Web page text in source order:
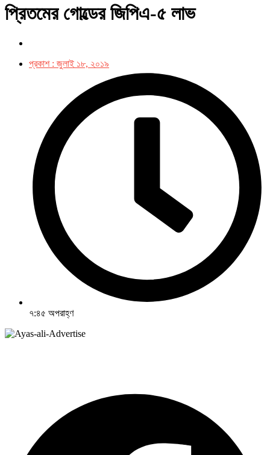
প্রিতমের গোল্ডের জিপিএ-৫ লাভ
প্রকাশ : জুলাই ১৮, ২০১৯
৭:৪৫ অপরাহ্ণ